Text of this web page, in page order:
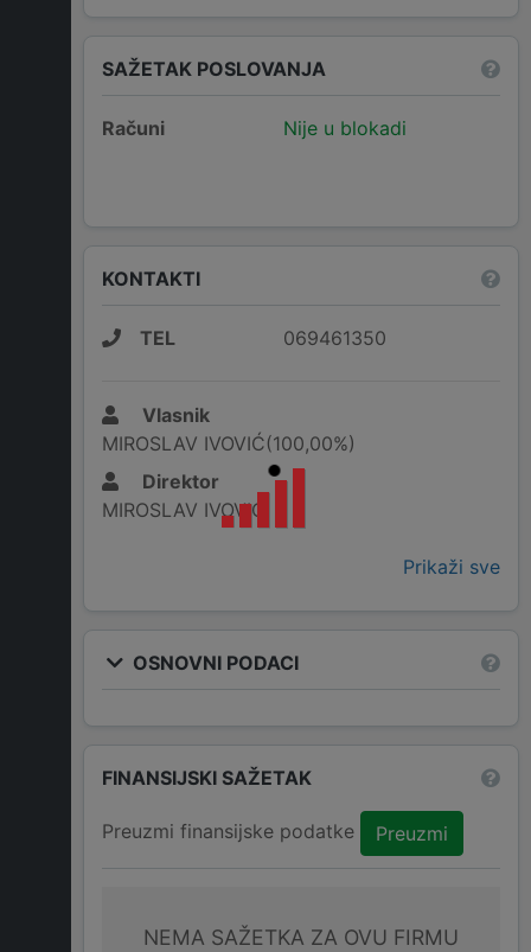
SAŽETAK POSLOVANJA
Računi Nije u blokadi
KONTAKTI
TEL 069461350
Vlasnik
MIROSLAV IVOVIĆ(100,00%)
Direktor
MIROSLAV IVOVIĆ
Prikaži sve
OSNOVNI PODACI
FINANSIJSKI SAŽETAK
Preuzmi finansijske podatke Preuzmi
NEMA SAŽETKA ZA OVU FIRMU